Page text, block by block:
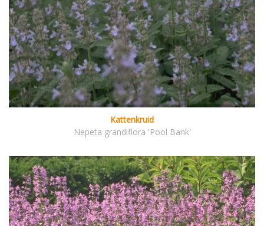
Kattenkruid
Nepeta grandiflora 'Pool Bank'